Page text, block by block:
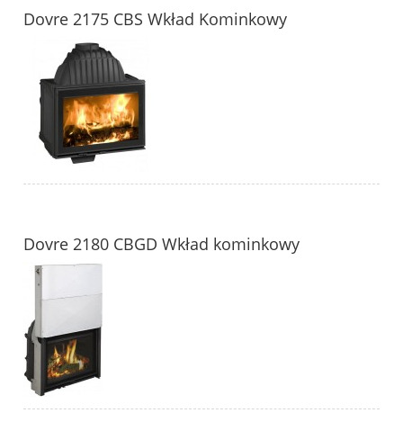
Dovre 2175 CBS Wkład Kominkowy
Dovre 2180 CBGD Wkład kominkowy